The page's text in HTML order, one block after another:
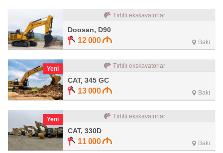
Tırtıllı ekskavatorlar
Doosan, D90
12 000 Bakı
Yeni Tırtıllı ekskavatorlar
CAT, 345 GC
13 000 Bakı
Yeni Tırtıllı ekskavatorlar
CAT, 330D
11 000 Bakı